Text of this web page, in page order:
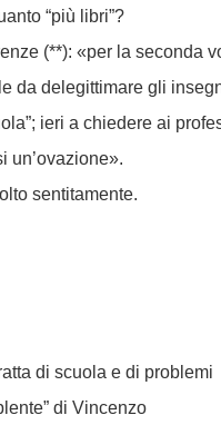
“più libri”?
(**): «per la seconda
da delegittimare gli
ieri a chiedere ai
un’ovazione».
sentitamente.
di scuola e di problemi
di Vincenzo